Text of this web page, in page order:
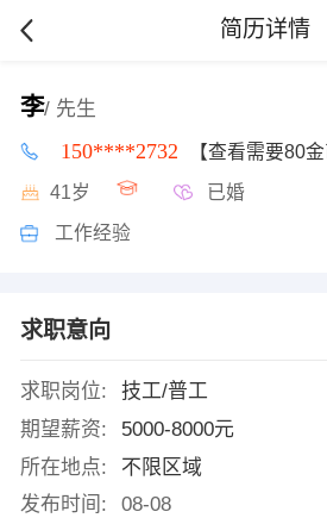
简历详情
李/ 先生
150****2732 【查看需要80金
41岁 已婚
工作经验
求职意向
求职岗位:
技工/普工
期望薪资:
5000-8000元
所在地点:
不限区域
发布时间:
08-08